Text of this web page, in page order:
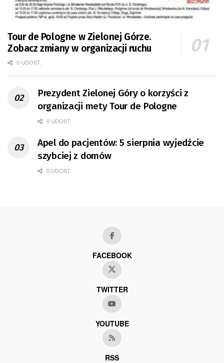
Tour de Pologne w Zielonej Górze.
Zobacz zmiany w organizacji ruchu
0 UDOST.
Prezydent Zielonej Góry o korzyści z
organizacji mety Tour de Pologne
0 UDOST.
Apel do pacjentów: 5 sierpnia wyjedźcie
szybciej z domów
0 UDOST.
FACEBOOK
TWITTER
YOUTUBE
RSS